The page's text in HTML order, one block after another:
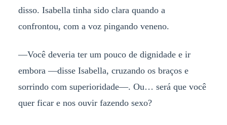
disso. Isabella tinha sido clara quando a
confrontou, com a voz pingando veneno.
—Você deveria ter um pouco de dignidade e ir
embora —disse Isabella, cruzando os braços e
sorrindo com superioridade—. Ou… será que você
quer ficar e nos ouvir fazendo sexo?